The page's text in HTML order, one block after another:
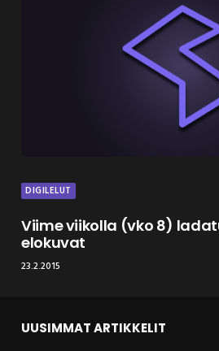
DIGILELUT
Viime viikolla (vko 8)
elokuvat
23.2.2015
UUSIMMAT ARTIKKELIT